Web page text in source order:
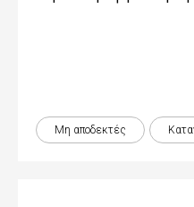
Μη αποδεκτές